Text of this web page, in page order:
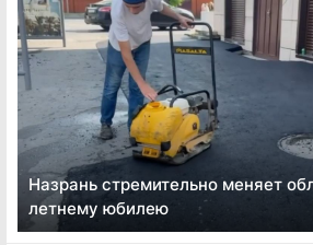
Назрань стремительно меняет
летнему юбилею